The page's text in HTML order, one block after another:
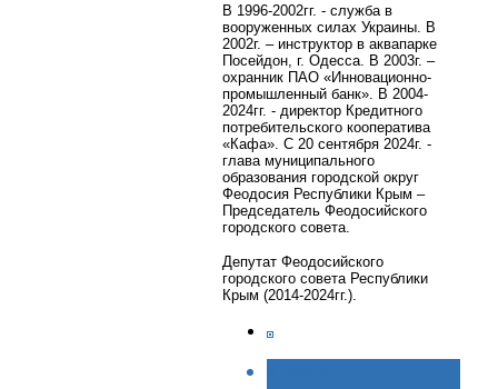
В 1996-2002гг. - служба в
вооруженных силах Украины. В
2002г. – инструктор в аквапарке
Посейдон, г. Одесса. В 2003г. –
охранник ПАО «Инновационно-
промышленный банк». В 2004-
2024гг. - директор Кредитного
потребительского кооператива
«Кафа». С 20 сентября 2024г. -
глава муниципального
образования городской округ
Феодосия Республики Крым –
Председатель Феодосийского
городского совета.
Депутат Феодосийского
городского совета Республики
Крым (2014-2024гг.).